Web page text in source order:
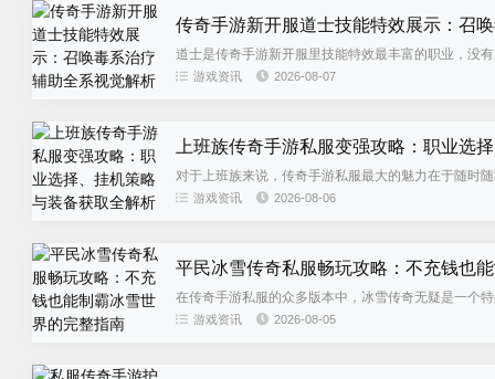
传奇手游新开服道士技能特效展示：召
道士是传奇手游新开服里技能特效最丰富的职业，没
丽轰炸路线，火雨冰封，铺天盖...
游戏资讯 2026-08-07
上班族传奇手游私服变强攻略：职业选
对于上班族来说，传奇手游私服最大的魅力在于随
能挤出来打游戏的时间可能就一...
游戏资讯 2026-08-06
平民冰雪传奇私服畅玩攻略：不充钱也
在传奇手游私服的众多版本中，冰雪传奇无疑是一个
苍茫的冰雪大地，和一群怀揣...
游戏资讯 2026-08-05